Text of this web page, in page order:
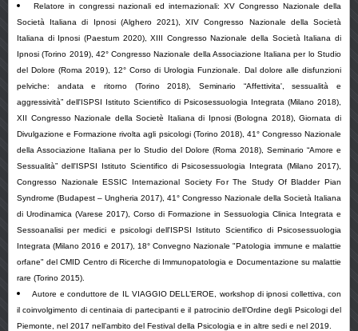
Relatore in congressi nazionali ed internazionali: XV Congresso Nazionale della
Società Italiana di Ipnosi (Alghero 2021),
XIV Congresso Nazionale della Società
Italiana di Ipnosi (Paestum 2020),XIII Congresso Nazionale della Società Italiana di
Ipnosi (Torino 2019), 42° Congresso Nazionale della Associazione Italiana per lo Studio
del Dolore (Roma 2019), 12° Corso di Urologia Funzionale. Dal dolore alle disfunzioni
pelviche: andata e ritorno (Torino 2018), Seminario “Affettivita', sessualità e
aggressività” dell'ISPSI Istituto Scientifico di Psicosessuologia Integrata (Milano 2018),
XII Congresso Nazionale della Societè Italiana di Ipnosi (Bologna 2018), Giornata di
Divulgazione e Formazione rivolta agli psicologi (Torino 2018), 41° Congresso Nazionale
della Associazione Italiana per lo Studio del Dolore (Roma 2018), Seminario “Amore e
Sessualità” dell'ISPSI Istituto Scientifico di Psicosessuologia Integrata (Milano 2017),
Congresso Nazionale ESSIC Internazional Society For The Study Of Bladder Pian
Syndrome (Budapest – Ungheria 2017), 41° Congresso Nazionale della Società Italiana
di Urodinamica (Varese 2017), Corso di Formazione in Sessuologia Clinica Integrata e
Sessoanalisi per medici e psicologi dell'ISPSI Istituto Scientifico di Psicosessuologia
Integrata (Milano 2016 e 2017), 18° Convegno Nazionale "Patologia immune e malattie
orfane" del CMID Centro di Ricerche di Immunopatologia e Documentazione su malattie
rare (Torino 2015).
Autore e conduttore de IL VIAGGIO DELL’EROE, workshop di ipnosi collettiva, con
il coinvolgimento di centinaia di partecipanti e il patrocinio dell’Ordine degli Psicologi del
Piemonte, nel 2017 nell’ambito del Festival della Psicologia e in altre sedi e nel 2019.